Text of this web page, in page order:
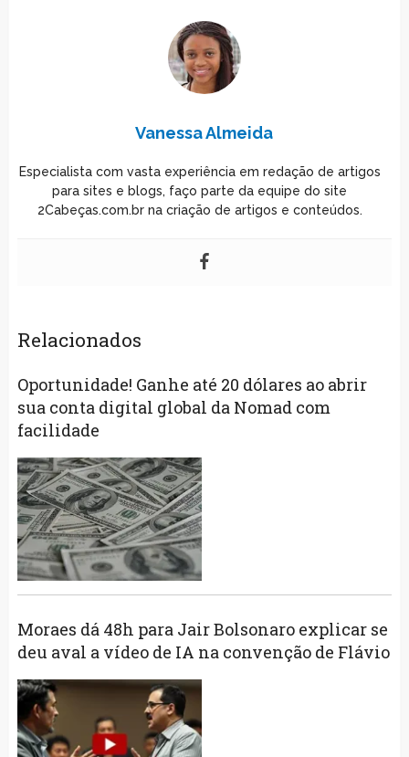
Vanessa Almeida
Especialista com vasta experiência em redação de artigos
para sites e blogs, faço parte da equipe do site
2Cabeças.com.br na criação de artigos e conteúdos.
Relacionados
Oportunidade! Ganhe até 20 dólares ao abrir
sua conta digital global da Nomad com
facilidade
Moraes dá 48h para Jair Bolsonaro explicar se
deu aval a vídeo de IA na convenção de Flávio